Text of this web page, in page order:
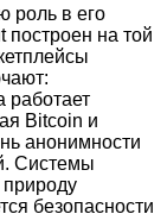
роль в его
построен на той
работает
Bitcoin и
анонимности
Системы
безопасности